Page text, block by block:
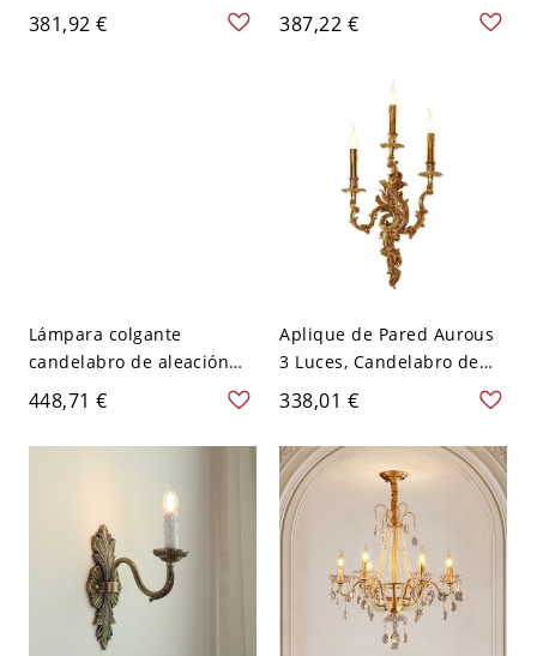
Ajustable, 6, 110V-120V,
Vela
381,92 €
Tinta con Cadena
Ajustable, 6, 110V-120V,
387,22 €
Lámpara colgante
candelabro de aleación
metálica con altura
ajustable, 6, 110V-120V,
vela
448,71 €
Aplique de Pared Aurous
3 Luces, Candelabro de
Aleación con
LED/Incandescente/Fluore
scente, Dirección de
Sombra Ascendente,
Cableado, 110V-120V, Vela
338,01 €